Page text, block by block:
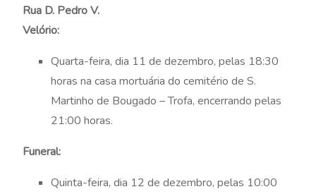
Rua D. Pedro V.
Velório:
Quarta-feira, dia 11 de dezembro, pelas 18:30
horas na casa mortuária do cemitério de S.
Martinho de Bougado – Trofa, encerrando pelas
21:00 horas.
Funeral:
Quinta-feira, dia 12 de dezembro, pelas 10:00